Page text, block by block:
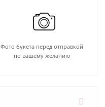
Фото букета перед отправкой
по вашему желанию